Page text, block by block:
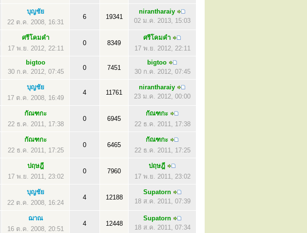
บุญชัย
22 ต.ค. 2008, 16:31
6 19341
nirantharaiy
02 ม.ค. 2013, 15:03
ศรีโคมคำ
17 พ.ย. 2012, 22:11
0 8349
ศรีโคมคำ
17 พ.ย. 2012, 22:11
bigtoo
30 ก.ค. 2012, 07:45
0 7451
bigtoo
30 ก.ค. 2012, 07:45
บุญชัย
17 ต.ค. 2008, 16:49
4 11761
nirantharaiy
23 ม.ค. 2012, 00:00
กัณฑกะ
22 ธ.ค. 2011, 17:38
0 6945
กัณฑกะ
22 ธ.ค. 2011, 17:38
กัณฑกะ
22 ธ.ค. 2011, 17:25
0 6465
กัณฑกะ
22 ธ.ค. 2011, 17:25
ปฤษฎี
17 พ.ย. 2011, 23:02
0 7960
ปฤษฎี
17 พ.ย. 2011, 23:02
บุญชัย
22 ต.ค. 2008, 16:24
4 12188
Supatorn
18 ส.ค. 2011, 07:39
ฌาณ
16 ต.ค. 2008, 20:51
4 12448
Supatorn
18 ส.ค. 2011, 07:34